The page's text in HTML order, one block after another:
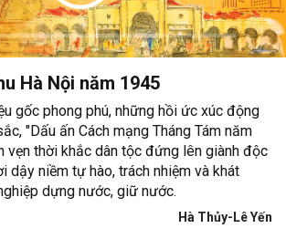
Hà Nội năm 1945
gốc phong phú, những hồi ức xúc động
"Dấu ấn Cách mạng Tháng Tám năm
vẹn thời khắc dân tộc đứng lên giành độc
dậy niềm tự hào, trách nhiệm và khát
dựng nước, giữ nước.
Hà Thủy-Lê Yến